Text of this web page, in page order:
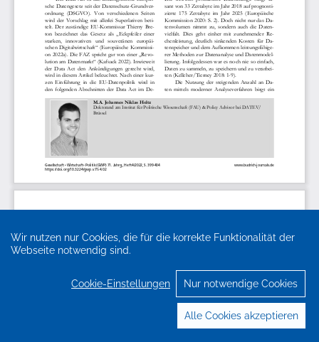
Wir nutzen nur Cookies, die für die korrekte Funktionalität der
Webseite notwendig sind.
Cookie-Einstellungen Nur notwendige Cookies
Alle Cookies akzeptieren